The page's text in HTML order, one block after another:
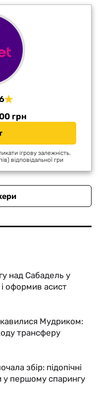
грн
ігрову залежність.
відповідальної гри
над Сабадель у
оформив асист
Мудриком:
трансферу
збір: підопічні
першому спарингу